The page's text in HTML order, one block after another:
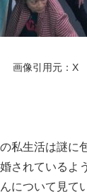
画像引用元：X
私生活は謎に
されているよ
について見て